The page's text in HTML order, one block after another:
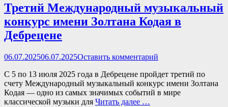
Третий Международный музыкальный
конкурс имени Золтана Кодая в
Дебрецене
Опубликовано
06.07.202506.07.2025Оставить комментарий
С 5 по 13 июля 2025 года в Дебрецене пройдет третий по
счету Международный музыкальный конкурс имени Золтана
Кодая — одно из самых значимых событий в мире
классической музыки для Читать далее …